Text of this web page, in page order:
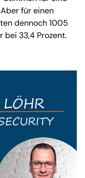
für einen
dennoch 1005
bei 33,4 Prozent.